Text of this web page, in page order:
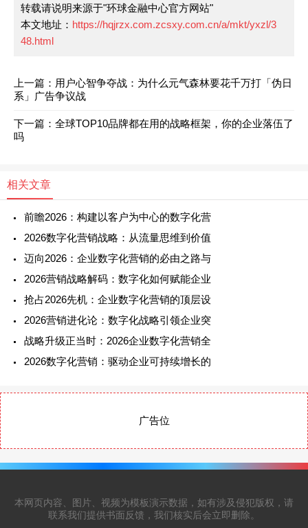
转载请说明来源于"环球金融中心官方网站"
本文地址： https://hqjrzx.com.zcsxy.com.cn/a/mkt/yxzl/3
48.html
上一篇：用户心智争夺战：为什么元气森林要花千万打「伪日
系」广告争议战
下一篇：全球TOP10品牌都在用的战略框架，你的企业落伍了
吗
相关文章
前瞻2026：构建以客户为中心的数字化营
2026数字化营销战略：从流量思维到价值
迈向2026：企业数字化营销的必由之路与
2026营销战略解码：数字化如何赋能企业
抢占2026先机：企业数字化营销的顶层设
2026营销进化论：数字化战略引领企业突
战略升级正当时：2026企业数字化营销全
2026数字化营销：驱动企业可持续增长的
广告位
本网页内容、图片、视频为模板演示数据，如有涉及侵犯版权，请
联系我们提供书面反馈，我们核实后会立即删除。